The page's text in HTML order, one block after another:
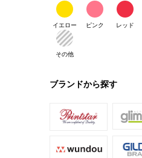
イエロー ピンク レッド
その他
ブランドから探す